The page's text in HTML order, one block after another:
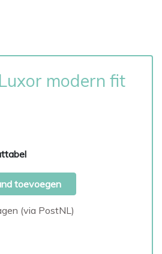
modern fit
toevoegen
(via PostNL)